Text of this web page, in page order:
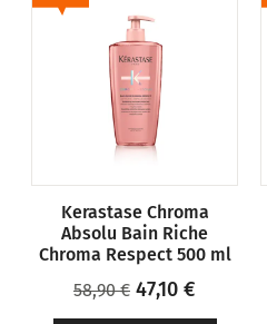
Kerastase Chroma
Absolu Bain Riche
Chroma Respect 500 ml
58,90€ 47,10 €